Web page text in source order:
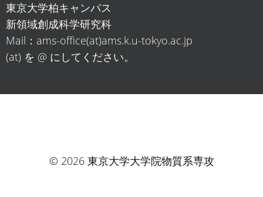
東京大学柏キャンパス
新領域創成科学研究科
Mail：ams-office(at)ams.k.u-tokyo.ac.jp
(at) を @ にしてください。
© 2026 東京大学大学院物質系専攻